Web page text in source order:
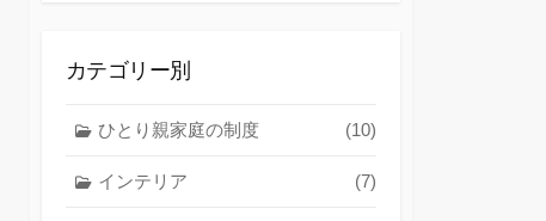
カテゴリー別
ひとり親家庭の制度 (10)
インテリア (7)